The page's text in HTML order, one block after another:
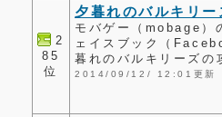
2
85
位
夕暮れのバルキリ
モバゲー（mobage）
ェイスブック（
暮れのバルキリーズの
2014/09/12/ 12:01更